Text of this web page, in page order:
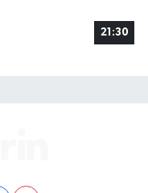
21:30